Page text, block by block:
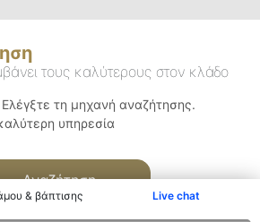
& βάπτισης Live chat
τους καλύτερους στον κλάδο
τη μηχανή αναζήτησης.
υπηρεσία
Αναζήτηση